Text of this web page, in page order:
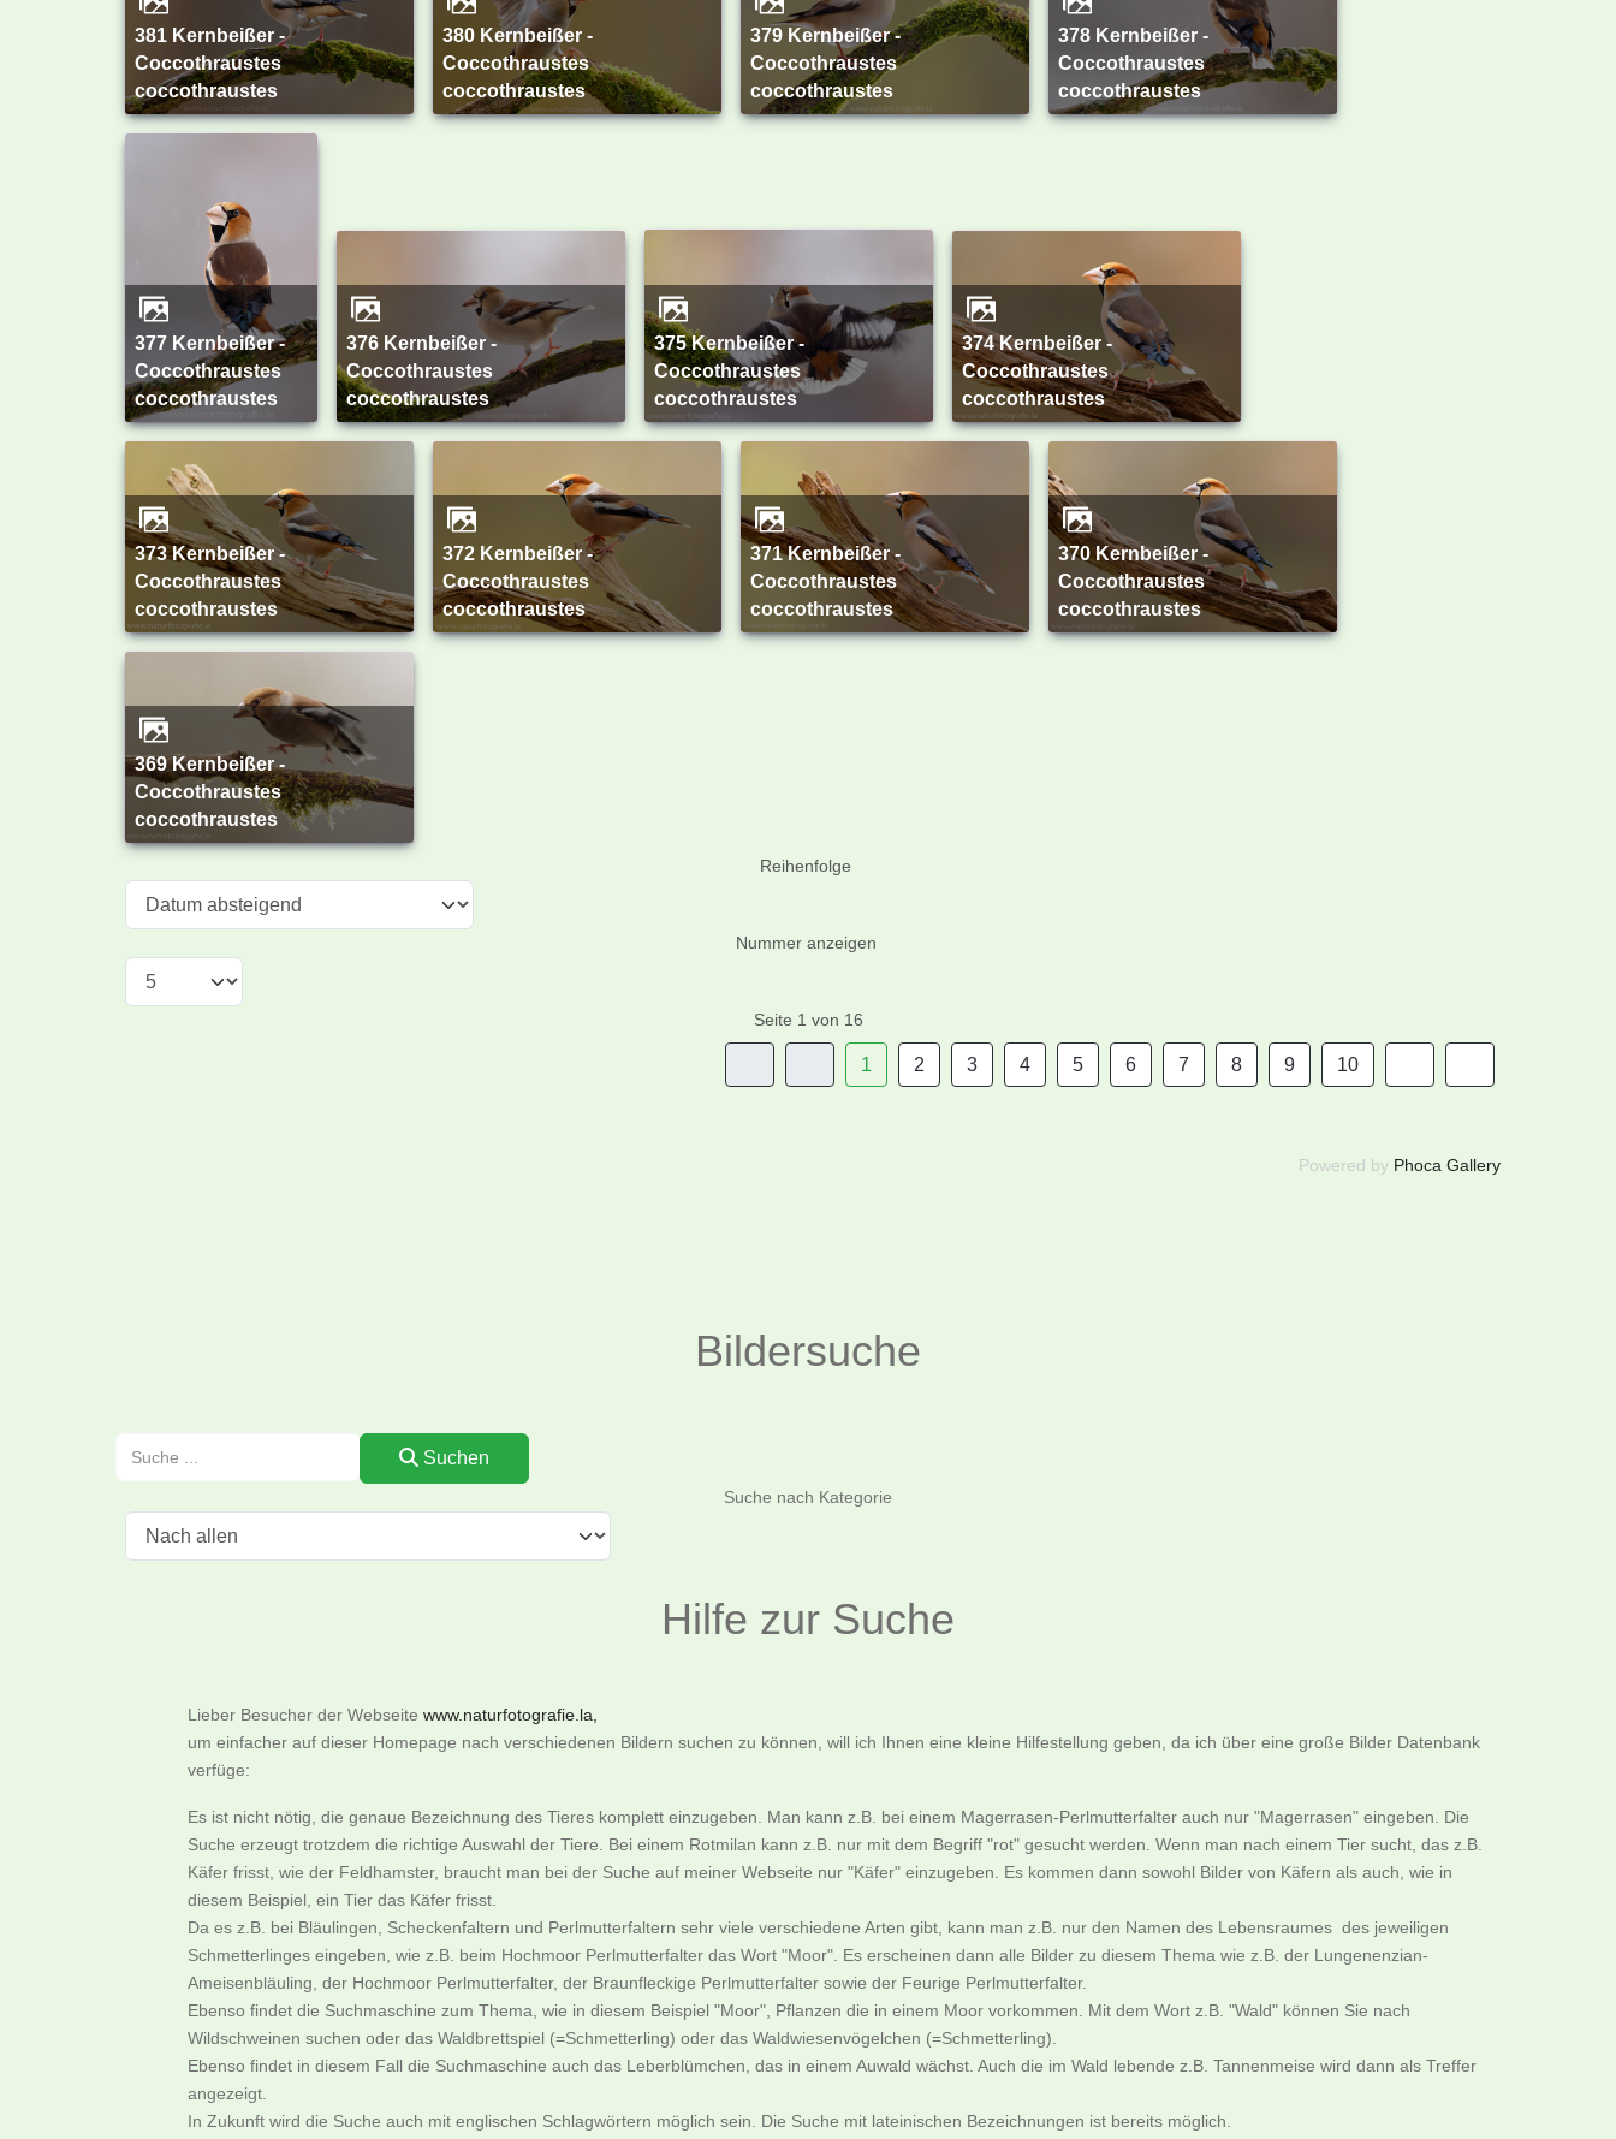
381 Kernbeißer -
Coccothraustes
coccothraustes
380 Kernbeißer -
Coccothraustes
coccothraustes
379 Kernbeißer -
Coccothraustes
coccothraustes
378 Kernbeißer -
Coccothraustes
coccothraustes
377 Kernbeißer -
Coccothraustes
coccothraustes
376 Kernbeißer -
Coccothraustes
coccothraustes
375 Kernbeißer -
Coccothraustes
coccothraustes
374 Kernbeißer -
Coccothraustes
coccothraustes
373 Kernbeißer -
Coccothraustes
coccothraustes
372 Kernbeißer -
Coccothraustes
coccothraustes
371 Kernbeißer -
Coccothraustes
coccothraustes
370 Kernbeißer -
Coccothraustes
coccothraustes
369 Kernbeißer -
Coccothraustes
coccothraustes
Reihenfolge
Nummer anzeigen
Seite 1 von 16
1 2 3 4 5 6 7 8 9 10
Powered by Phoca Gallery
Bildersuche
Suchen
Suche nach Kategorie
Hilfe zur Suche
Lieber Besucher der Webseite www.naturfotografie.la,
um einfacher auf dieser Homepage nach verschiedenen Bildern suchen zu können, will ich Ihnen eine kleine Hilfestellung geben, da ich über eine große Bilder Datenbank
verfüge:
Es ist nicht nötig, die genaue Bezeichnung des Tieres komplett einzugeben. Man kann z.B. bei einem Magerrasen-Perlmutterfalter auch nur "Magerrasen" eingeben. Die
Suche erzeugt trotzdem die richtige Auswahl der Tiere. Bei einem Rotmilan kann z.B. nur mit dem Begriff "rot" gesucht werden. Wenn man nach einem Tier sucht, das z.B.
Käfer frisst, wie der Feldhamster, braucht man bei der Suche auf meiner Webseite nur "Käfer" einzugeben. Es kommen dann sowohl Bilder von Käfern als auch, wie in
diesem Beispiel, ein Tier das Käfer frisst.
Da es z.B. bei Bläulingen, Scheckenfaltern und Perlmutterfaltern sehr viele verschiedene Arten gibt, kann man z.B. nur den Namen des Lebensraumes des jeweiligen
Schmetterlinges eingeben, wie z.B. beim Hochmoor Perlmutterfalter das Wort "Moor". Es erscheinen dann alle Bilder zu diesem Thema wie z.B. der Lungenenzian-
Ameisenbläuling, der Hochmoor Perlmutterfalter, der Braunfleckige Perlmutterfalter sowie der Feurige Perlmutterfalter.
Ebenso findet die Suchmaschine zum Thema, wie in diesem Beispiel "Moor", Pflanzen die in einem Moor vorkommen. Mit dem Wort z.B. "Wald" können Sie nach
Wildschweinen suchen oder das Waldbrettspiel (=Schmetterling) oder das Waldwiesenvögelchen (=Schmetterling).
Ebenso findet in diesem Fall die Suchmaschine auch das Leberblümchen, das in einem Auwald wächst. Auch die im Wald lebende z.B. Tannenmeise wird dann als Treffer
angezeigt.
In Zukunft wird die Suche auch mit englischen Schlagwörtern möglich sein. Die Suche mit lateinischen Bezeichnungen ist bereits möglich.